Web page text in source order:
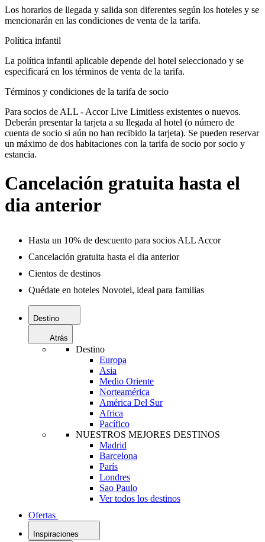
Los horarios de llegada y salida son diferentes según los hoteles y se
mencionarán en las condiciones de venta de la tarifa.
Política infantil
La política infantil aplicable depende del hotel seleccionado y se
especificará en los términos de venta de la tarifa.
Términos y condiciones de la tarifa de socio
Para socios de ALL - Accor Live Limitless existentes o nuevos.
Deberán presentar la tarjeta a su llegada al hotel (o número de
cuenta de socio si aún no han recibido la tarjeta). Se pueden reservar
un máximo de dos habitaciones con la tarifa de socio por socio y
estancia.
Cancelación gratuita hasta el
dia anterior
Hasta un 10% de descuento para socios ALL Accor
Cancelación gratuita hasta el dia anterior
Cientos de destinos
Quédate en hoteles Novotel, ideal para familias
Destino
Atrás
Destino
Europa
Asia
Medio Oriente
Norteamérica
América Del Sur
Africa
Pacífico
NUESTROS MEJORES DESTINOS
Madrid
Barcelona
París
Londres
Sao Paulo
Ver todos los destinos
Ofertas
Inspiraciones